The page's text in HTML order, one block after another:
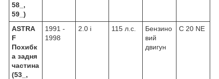
58_,
59_)
ASTRA
F
Похибк
а задня
частина
(53_,
1991 -
1998
2.0 i 115 л.с.
Бензино
вий
двигун
C 20 NE